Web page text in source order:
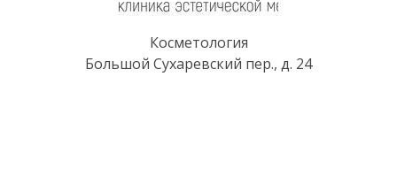
Косметология
Большой Сухаревский пер., д. 24